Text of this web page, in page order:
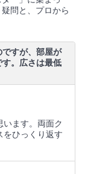
問と、プロから
すが、部屋が
。広さは最低
います。両面ク
をひっくり返す